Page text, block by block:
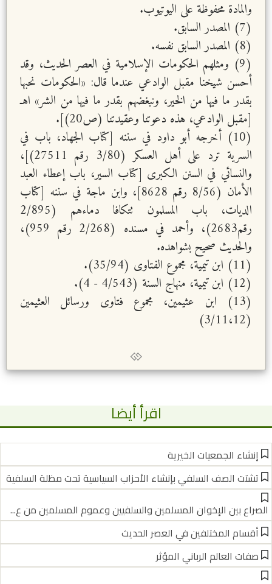
والمادة محفوظة على اليوتيوب.
(7) المصدر السابق.
(8) المصدر السابق نفسه.
(9) ومثلهم الحكومات الإسلامية في العصر الحديث، وقد
أحسن شيخنا مقبل الوادعي عندما قال: «الحكومات نحبها
بقدر ما فيها من الخير، ونبغضهم بقدر ما فيها من الشر» اهـ
[مقبل الوادعي، هذه دعوتنا وعقيدتنا (ص20)].
(10) أخرجه أبو داود في سننه [كتاب الجهاد، باب في
السرية ترد على أهل العسكر (3/80 رقم 27511)]،
والنسائي في السنن الكبرى [كتاب السير، باب إعطاء العبد
الأمان (8/56 رقم 8628]، وابن ماجة في سننه [كتاب
الديات، باب المسلمون تتكافا دماءهم (2/895
رقم2683)، وأحمد في مسنده (2/268 رقم 959)،
والحديث صحيح بشواهده.
(11) ابن تيمية، مجموع الفتاوى (35/94).
(12) ابن تيمية، منهاج السنة (4/543 - 4).
(13) ابن عثيمين، مجموع فتاوى ورسائل العثيمين
(3/11،12)
اقرأ أيضا
إنشاء الجمعيات الخيرية
تشتت الصف السلفي بإنشاء الأحزاب السياسية تحت مظلة السلفية
الصراع بين الإخوان المسلمين والسلفيين وعموم المسلمين من ع...
أقسام المختلفين في العصر الحديث
صفات العالم الرباني المؤثر